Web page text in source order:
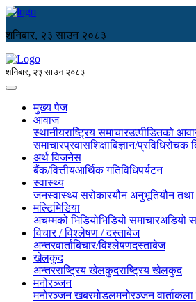
शनिबार, २३ साउन २०८३
शनिबार, २३ साउन २०८३
मुख्य पेज
आवाज
स्थानीयराष्ट्रिय समाचारउत्पीडितको
समाचारप्रवासशिक्षाबिज्ञान/प्रविधिरोचक
अर्थ विजनेस
बैंक/वित्तीयआर्थिक गतिविधिपर्यटन
स्वास्थ्य
जनस्वास्थ्य सरोकारयौन अनुभूतियौन
मल्टिमिडिया
अचम्मको भिडियोभिडियो समाचारअडियो
विचार / विश्लेषण / दस्ताबेज
अन्तरवार्ताबिचार/विश्लेषणदस्ताबेज
खेलकुद
अन्तरराष्ट्रिय खेलकुदराष्ट्रिय खेलकुद
मनोरञ्जन
मनोरञ्जन खबरमोडलमनोरञ्जन वार्ताकला